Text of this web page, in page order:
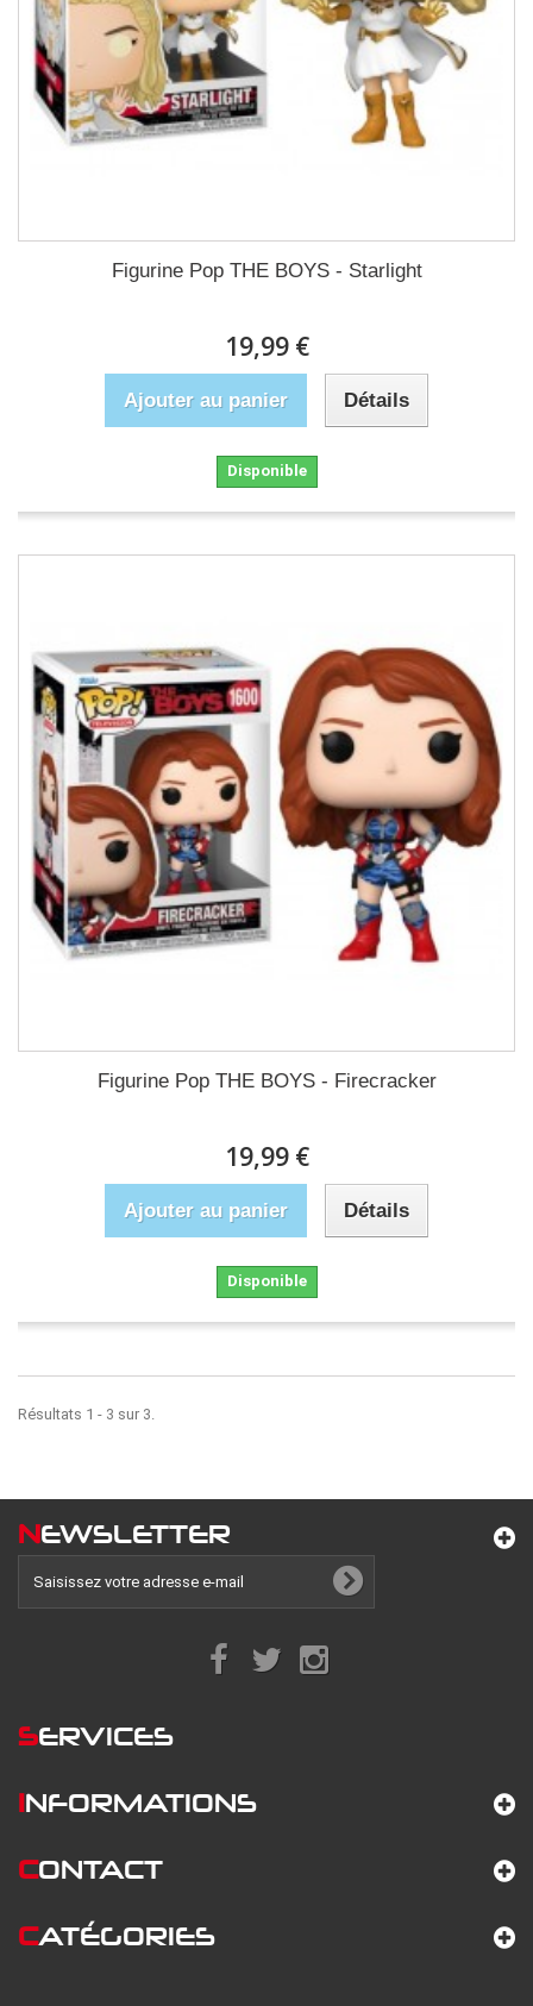
Figurine Pop THE BOYS - Starlight
19,99 €
Ajouter au panier Détails
Disponible
Figurine Pop THE BOYS - Firecracker
19,99 €
Ajouter au panier Détails
Disponible
Résultats 1 - 3 sur 3.
NEWSLETTER
SERVICES
INFORMATIONS
CONTACT
CATÉGORIES